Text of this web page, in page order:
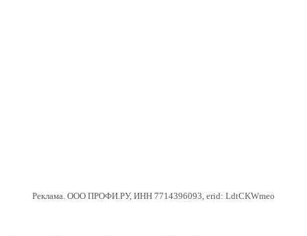
Реклама. ООО ПРОФИ.РУ, ИНН 7714396093, erid: LdtCKWmeo